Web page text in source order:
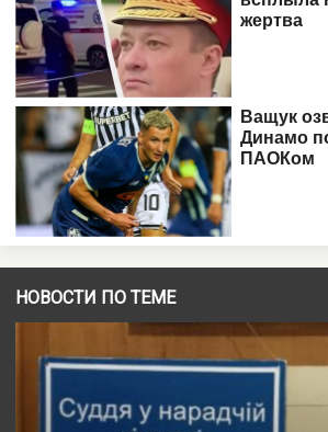
НОВОСТИ ПО ТЕМЕ